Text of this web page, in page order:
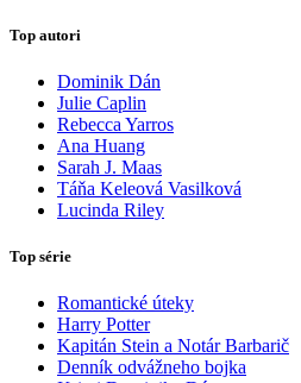
Top autori
Dominik Dán
Julie Caplin
Rebecca Yarros
Ana Huang
Sarah J. Maas
Táňa Keleová Vasilková
Lucinda Riley
Top série
Romantické úteky
Harry Potter
Kapitán Stein a Notár Barbarič
Denník odvážneho bojka